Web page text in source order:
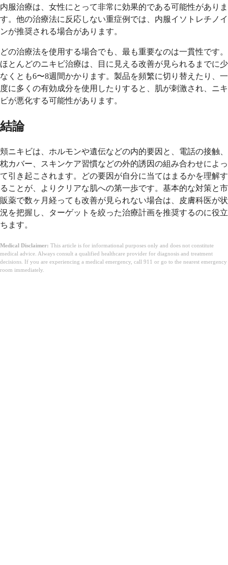
内服治療は、女性にとって非常に効果的である可能性がありま
す。他の治療法に反応しない重症例では、内服イソトレチノイ
ンが推奨される場合があります。
どの治療法を使用する場合でも、最も重要なのは一貫性です。
ほとんどのニキビ治療は、目に見える改善が見られるまでに少
なくとも6〜8週間かかります。製品を頻繁に切り替えたり、一
度に多くの有効成分を使用したりすると、肌が刺激され、ニキ
ビが悪化する可能性があります。
結論
頬ニキビは、ホルモンや遺伝などの内的要因と、電話の接触、
枕カバー、スキンケア習慣などの外的誘因の組み合わせによっ
て引き起こされます。どの要因が自分に当てはまるかを理解す
ることが、よりクリアな肌への第一歩です。基本的な対策と市
販薬で数ヶ月経っても改善が見られない場合は、皮膚科医が状
況を把握し、ターゲットを絞った治療計画を推奨するのに役立
ちます。
Medical Disclaimer: This article is for informational purposes only and does not constitute
medical advice. Always consult a qualified healthcare provider for diagnosis and treatment
decisions. If you are experiencing a medical emergency, call 911 or go to the nearest emergency
room immediately.